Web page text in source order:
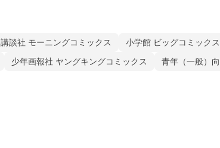
講談社 モーニングコミックス
小学館 ビッグコミックス
少年画報社 ヤングキングコミックス
青年（一般）